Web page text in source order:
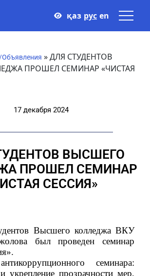
қаз рус en
Объявления »ДЛЯ СТУДЕНТОВ
ПРОШЕЛ СЕМИНАР «ЧИСТАЯ
17 декабря 2024
ВЫСШЕГО
ПРОШЕЛ СЕМИНАР
СЕССИЯ»
Высшего колледжа ВКУ
был проведен семинар
».
семинара:
укрепление прозрачности мер,